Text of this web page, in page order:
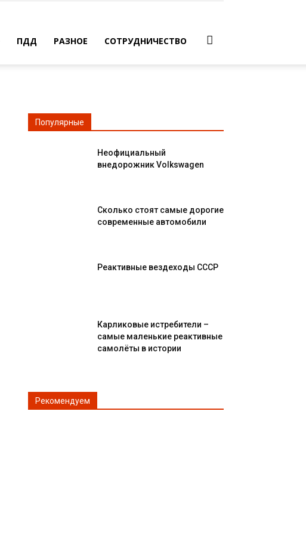
ПДД РАЗНОЕ СОТРУДНИЧЕСТВО
Популярные
Неофициальный
внедорожник Volkswagen
Сколько стоят самые дорогие
современные автомобили
Реактивные вездеходы СССР
Карликовые истребители –
самые маленькие реактивные
самолёты в истории
Рекомендуем